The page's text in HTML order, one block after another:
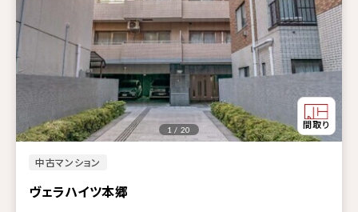
中古マンション
ヴェラハイツ本郷
1 / 20